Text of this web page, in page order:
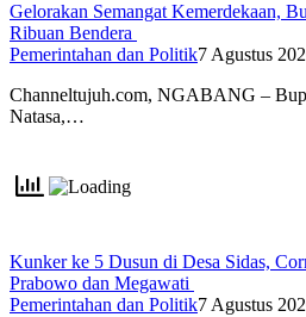
Gelorakan Semangat Kemerdekaan,
Ribuan Bendera
Pemerintahan dan Politik7 Agustus
Channeltujuh.com, NGABANG –
Natasa,…
Kunker ke 5 Dusun di Desa Sidas,
Prabowo dan Megawati
Pemerintahan dan Politik7 Agustus